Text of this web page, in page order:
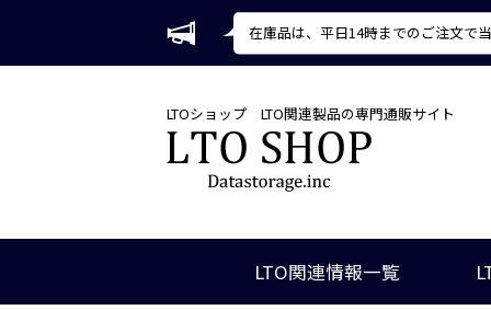
在庫品は、平日14時までのご注文で
LTOショップ LTO関連製品の専門通販サイト
LTO関連情報一覧